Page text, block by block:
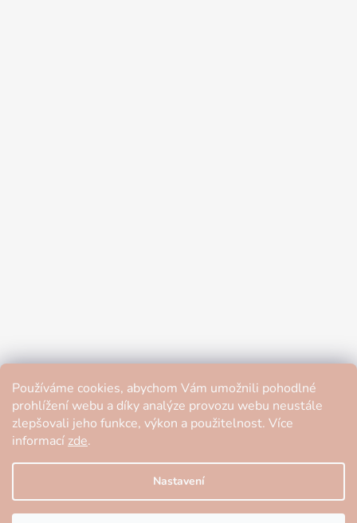
Používáme cookies, abychom Vám umožnili pohodlné
prohlížení webu a díky analýze provozu webu neustále
zlepšovali jeho funkce, výkon a použitelnost. Více
informací zde.
Nastavení